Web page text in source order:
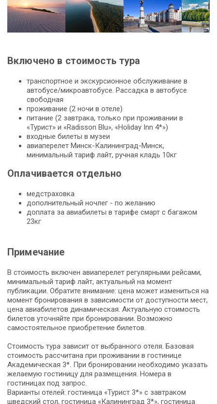
Включено в стоимость тура
транспортное и экскурсионное обслуживание в
автобусе/микроавтобусе. Рассадка в автобусе
свободная
проживание (2 ночи в отеле)
питание (2 завтрака, только при проживании в
«Турист» и «Radisson Blu», «Holiday Inn 4*»)
входные билеты в музеи
авиаперелет Минск-Калининград-Минск,
минимальный тариф лайт, ручная кладь 10кг
Оплачивается отдельно
медстраховка
дополнительный ночлег - по желанию
доплата за авиабилеты в тарифе смарт с багажом
23кг
Примечание
В стоимость включен авиаперелет регулярными рейсами,
минимальный тариф лайт, актуальный на момент
публикации. Обратите внимание: цена может измениться на
момент бронирования в зависимости от доступности мест,
цена авиабилетов динамическая. Актуальную стоимость
билетов уточняйте при бронировании. Возможно
самостоятельное приобретение билетов.
Стоимость тура зависит от выбранного отеля. Базовая
стоимость рассчитана при проживании в гостинице
Академическая 3*. При бронировании необходимо указать
желаемую гостиницу для размещения. Номера в
гостиницах под запрос.
Варианты отелей: гостиница «Турист 3*» с завтраком
шведский стол, гостиница «Калининград 3*», гостиница